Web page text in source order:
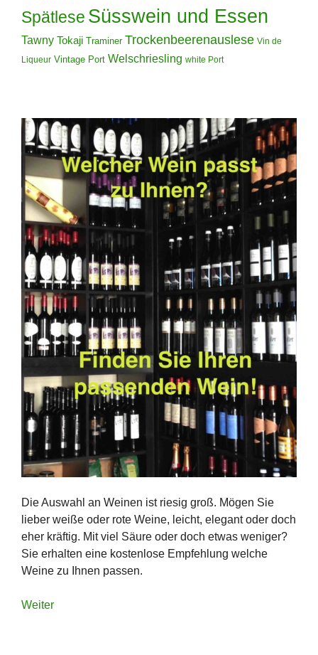
Spätlese Süsswein und Essen
Tawny Tokaji Traminer Trockenbeerenauslese Vin de
Liqueur Vintage Port Welschriesling white Port
Die Auswahl an Weinen ist riesig groß. Mögen Sie
lieber weiße oder rote Weine, leicht, elegant oder doch
eher kräftig. Mit viel Säure oder doch etwas weniger?
Sie erhalten eine kostenlose Empfehlung welche
Weine zu Ihnen passen.
Weiter